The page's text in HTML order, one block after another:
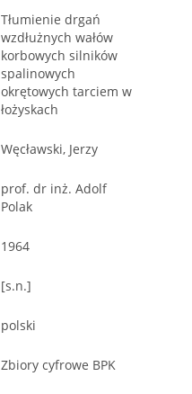
Tłumienie drgań
wzdłużnych wałów
korbowych silników
spalinowych
okrętowych tarciem w
łożyskach
Węcławski, Jerzy
prof. dr inż. Adolf
Polak
1964
[s.n.]
polski
Zbiory cyfrowe BPK